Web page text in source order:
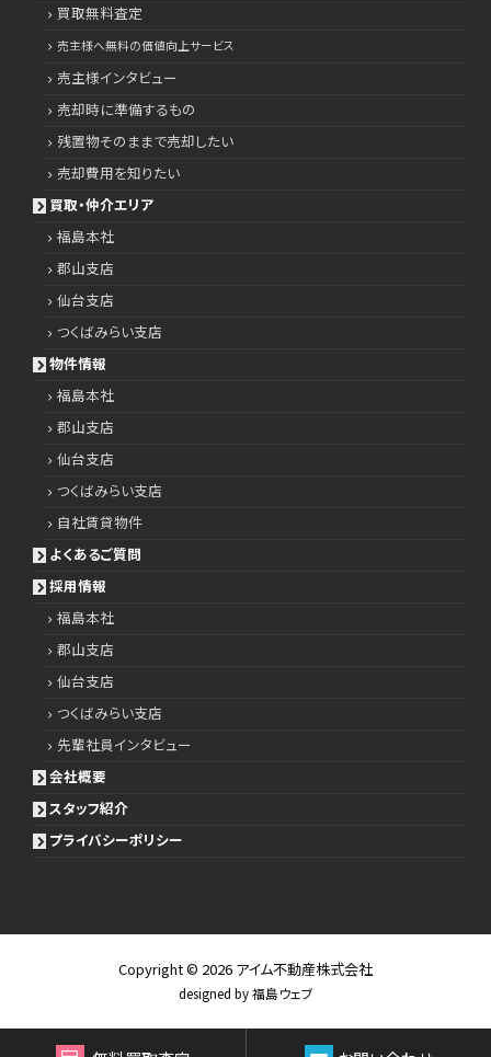
買取無料査定
売主様へ無料の価値向上サービス
売主様インタビュー
売却時に準備するもの
残置物そのままで売却したい
売却費用を知りたい
買取・仲介エリア
福島本社
郡山支店
仙台支店
つくばみらい支店
物件情報
福島本社
郡山支店
仙台支店
つくばみらい支店
自社賃貸物件
よくあるご質問
採用情報
福島本社
郡山支店
仙台支店
つくばみらい支店
先輩社員インタビュー
会社概要
スタッフ紹介
プライバシーポリシー
Copyright © 2026 アイム不動産株式会社
designed by福島ウェブ